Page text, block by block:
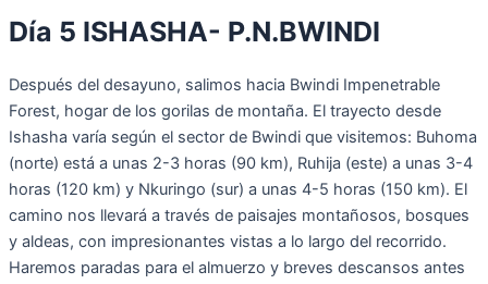
Día 5 ISHASHA- P.N.BWINDI
Después del desayuno, salimos hacia Bwindi Impenetrable
Forest, hogar de los gorilas de montaña. El trayecto desde
Ishasha varía según el sector de Bwindi que visitemos: Buhoma
(norte) está a unas 2-3 horas (90 km), Ruhija (este) a unas 3-4
horas (120 km) y Nkuringo (sur) a unas 4-5 horas (150 km). El
camino nos llevará a través de paisajes montañosos, bosques
y aldeas, con impresionantes vistas a lo largo del recorrido.
Haremos paradas para el almuerzo y breves descansos antes